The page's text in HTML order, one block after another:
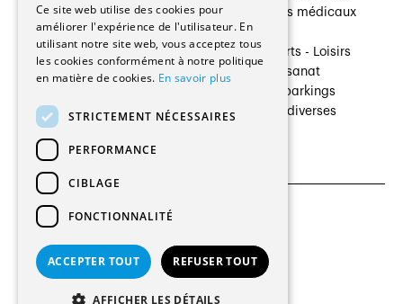
Entreprises générales
Ingénieurs et mandataires
Fabricants / Fournisseurs
Régies immobilières
Gestion PPE
Établissements médicaux
Villas
Cultures - Sports - Loisirs
Industrie - Artisanat
Transports et parkings
Constructions diverses
© 2026 Tous droits réservés
CGU et Politique de confidentialités
Ce site web utilise des cookies pour
améliorer l'expérience de l'utilisateur. En
utilisant notre site web, vous acceptez tous
les cookies conformément à notre politique
en matière de cookies. En savoir plus
STRICTEMENT NÉCESSAIRES
PERFORMANCE
CIBLAGE
FONCTIONNALITÉ
ACCEPTER TOUT REFUSER TOUT
AFFICHER LES DÉTAILS